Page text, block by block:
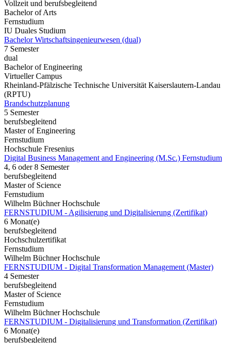
Vollzeit und berufsbegleitend
Bachelor of Arts
Fernstudium
IU Duales Studium
Bachelor Wirtschaftsingenieurwesen (dual)
7 Semester
dual
Bachelor of Engineering
Virtueller Campus
Rheinland-Pfälzische Technische Universität Kaiserslautern-Landau
(RPTU)
Brandschutzplanung
5 Semester
berufsbegleitend
Master of Engineering
Fernstudium
Hochschule Fresenius
Digital Business Management and Engineering (M.Sc.) Fernstudium
4, 6 oder 8 Semester
berufsbegleitend
Master of Science
Fernstudium
Wilhelm Büchner Hochschule
FERNSTUDIUM - Agilisierung und Digitalisierung (Zertifikat)
6 Monat(e)
berufsbegleitend
Hochschulzertifikat
Fernstudium
Wilhelm Büchner Hochschule
FERNSTUDIUM - Digital Transformation Management (Master)
4 Semester
berufsbegleitend
Master of Science
Fernstudium
Wilhelm Büchner Hochschule
FERNSTUDIUM - Digitalisierung und Transformation (Zertifikat)
6 Monat(e)
berufsbegleitend